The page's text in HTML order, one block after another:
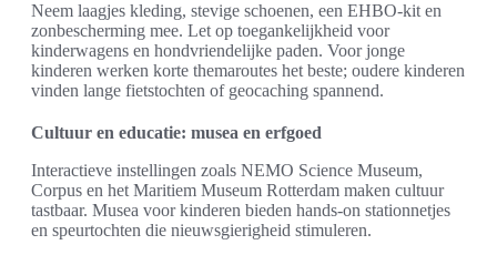
Neem laagjes kleding, stevige schoenen, een EHBO-kit en
zonbescherming mee. Let op toegankelijkheid voor
kinderwagens en hondvriendelijke paden. Voor jonge
kinderen werken korte themaroutes het beste; oudere kinderen
vinden lange fietstochten of geocaching spannend.
Cultuur en educatie: musea en erfgoed
Interactieve instellingen zoals NEMO Science Museum,
Corpus en het Maritiem Museum Rotterdam maken cultuur
tastbaar. Musea voor kinderen bieden hands-on stationnetjes
en speurtochten die nieuwsgierigheid stimuleren.